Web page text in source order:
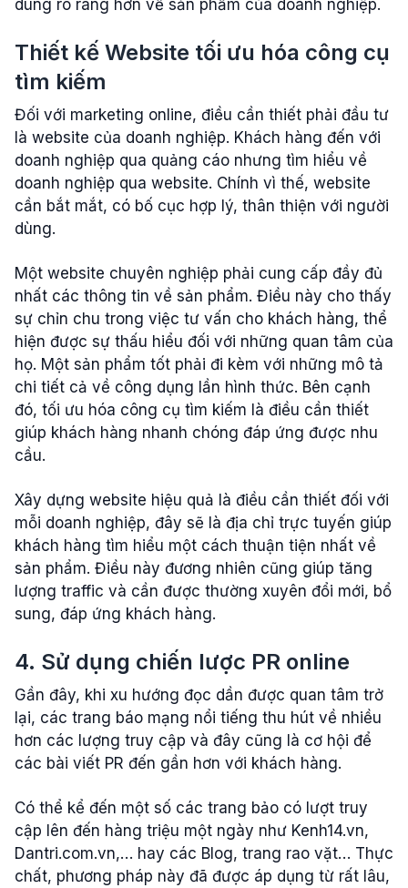
dung rõ ràng hơn về sản phẩm của doanh nghiệp.
Thiết kế Website tối ưu hóa công cụ
tìm kiếm
Đối với marketing online, điều cần thiết phải đầu tư
là website của doanh nghiệp. Khách hàng đến với
doanh nghiệp qua quảng cáo nhưng tìm hiểu về
doanh nghiệp qua website. Chính vì thế, website
cần bắt mắt, có bố cục hợp lý, thân thiện với người
dùng.
Một website chuyên nghiệp phải cung cấp đầy đủ
nhất các thông tin về sản phẩm. Điều này cho thấy
sự chỉn chu trong việc tư vấn cho khách hàng, thể
hiện được sự thấu hiểu đối với những quan tâm của
họ. Một sản phẩm tốt phải đi kèm với những mô tả
chi tiết cả về công dụng lần hình thức. Bên cạnh
đó, tối ưu hóa công cụ tìm kiếm là điều cần thiết
giúp khách hàng nhanh chóng đáp ứng được nhu
cầu.
Xây dựng website hiệu quả là điều cần thiết đối với
mỗi doanh nghiệp, đây sẽ là địa chỉ trực tuyến giúp
khách hàng tìm hiểu một cách thuận tiện nhất về
sản phẩm. Điều này đương nhiên cũng giúp tăng
lượng traffic và cần được thường xuyên đổi mới, bổ
sung, đáp ứng khách hàng.
4. Sử dụng chiến lược PR online
Gần đây, khi xu hướng đọc dần được quan tâm trở
lại, các trang báo mạng nổi tiếng thu hút về nhiều
hơn các lượng truy cập và đây cũng là cơ hội để
các bài viết PR đến gần hơn với khách hàng.
Có thể kể đến một số các trang bảo có lượt truy
cập lên đến hàng triệu một ngày như Kenh14.vn,
Dantri.com.vn,… hay các Blog, trang rao vặt… Thực
chất, phương pháp này đã được áp dụng từ rất lâu,